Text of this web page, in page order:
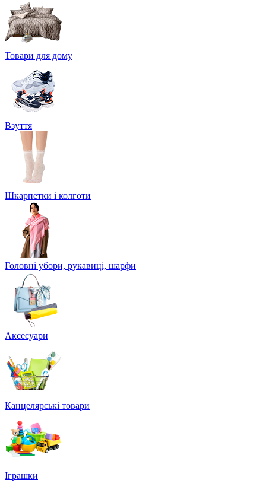
Товари для дому
Взуття
Шкарпетки і колготи
Головні убори, рукавиці, шарфи
Аксесуари
Канцелярські товари
Іграшки